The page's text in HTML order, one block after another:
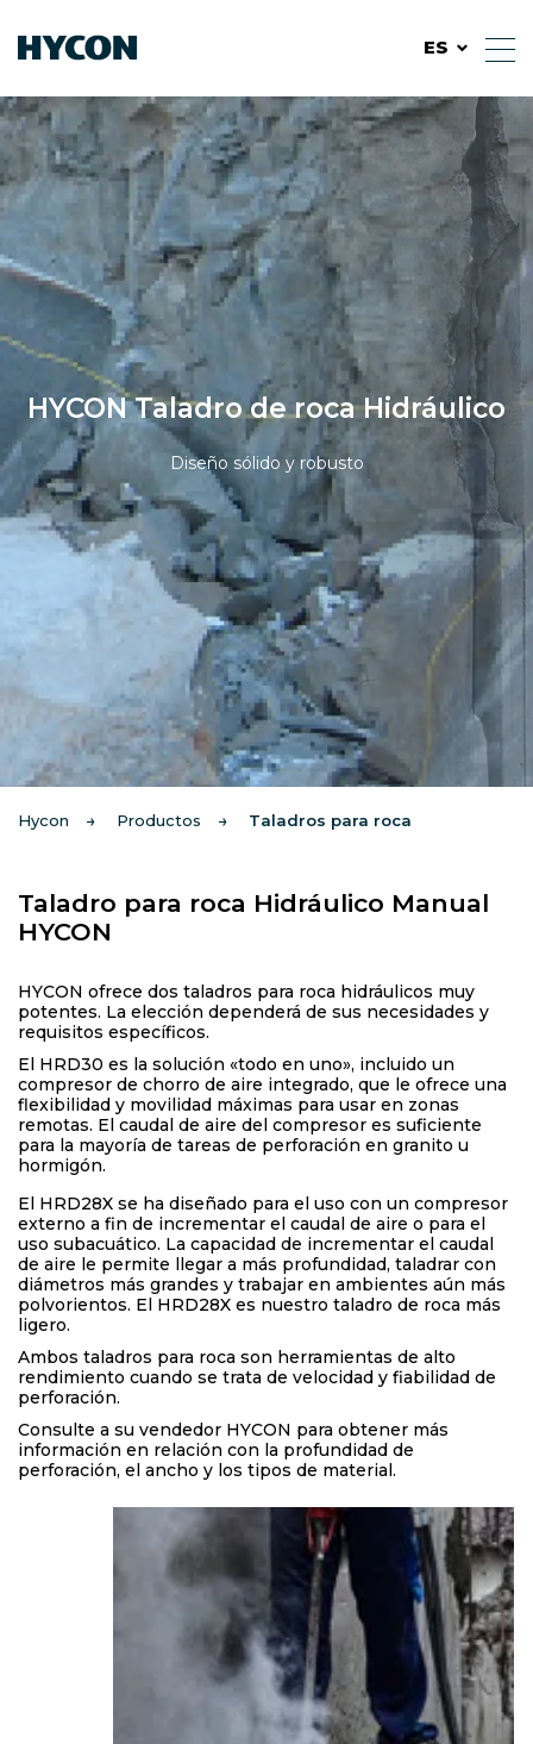
ES
HYCON Taladro de roca Hidráulico
Diseño sólido y robusto
Hycon Productos Taladros para roca
Taladro para roca Hidráulico Manual
HYCON
HYCON ofrece dos taladros para roca hidráulicos muy
potentes. La elección dependerá de sus necesidades y
requisitos específicos.
El HRD30 es la solución «todo en uno», incluido un
compresor de chorro de aire integrado, que le ofrece una
flexibilidad y movilidad máximas para usar en zonas
remotas. El caudal de aire del compresor es suficiente
para la mayoría de tareas de perforación en granito u
hormigón.
El HRD28X se ha diseñado para el uso con un compresor
externo a fin de incrementar el caudal de aire o para el
uso subacuático. La capacidad de incrementar el caudal
de aire le permite llegar a más profundidad, taladrar con
diámetros más grandes y trabajar en ambientes aún más
polvorientos. El HRD28X es nuestro taladro de roca más
ligero.
Ambos taladros para roca son herramientas de alto
rendimiento cuando se trata de velocidad y fiabilidad de
perforación.
Consulte a su vendedor HYCON para obtener más
información en relación con la profundidad de
perforación, el ancho y los tipos de material.